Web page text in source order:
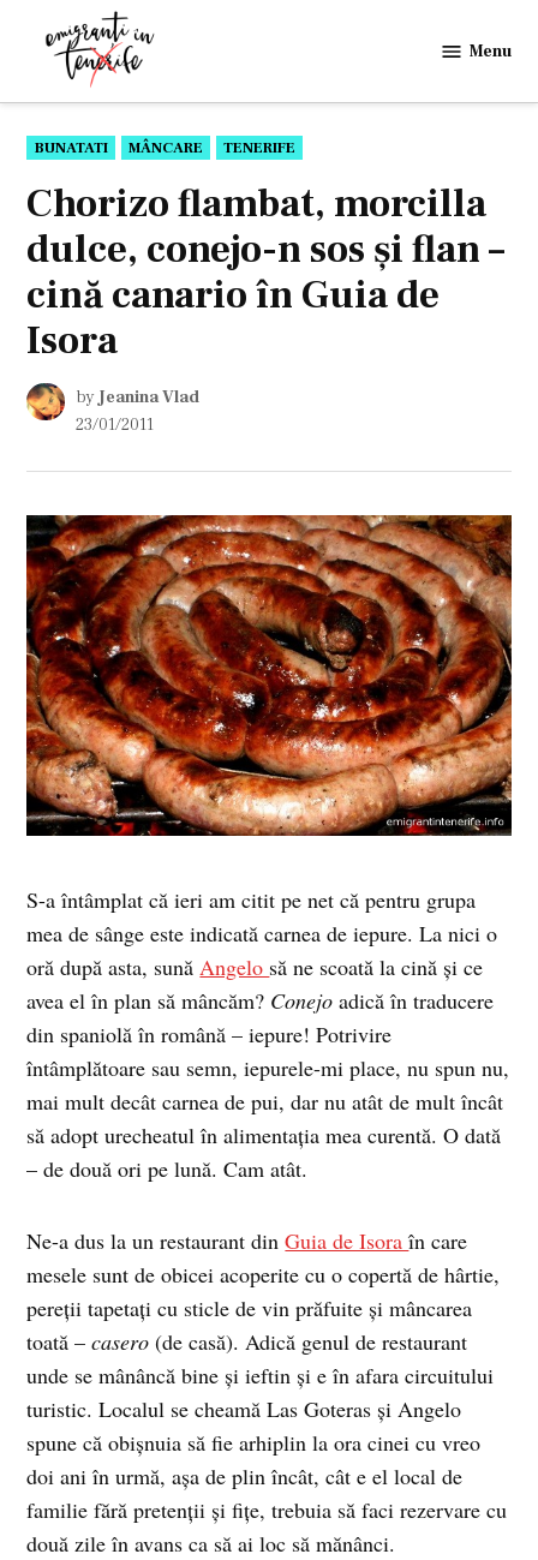
in
Menu
POSTED
IN
BUNATATI MÂNCARE TENERIFE
Chorizo flambat, morcilla
dulce, conejo-n sos şi flan –
cină canario în Guia de
Isora
by Jeanina Vlad
23/01/2011
S-a întâmplat că ieri am citit pe net că pentru grupa
mea de sânge este indicată carnea de iepure. La nici o
oră după asta, sunăAngelo să ne scoată la cină şi ce
avea el în plan să mâncăm? Conejo adică în traducere
din spaniolă în română – iepure! Potrivire
întâmplătoare sau semn, iepurele-mi place, nu spun nu,
mai mult decât carnea de pui, dar nu atât de mult încât
să adopt urecheatul în alimentaţia mea curentă. O dată
– de două ori pe lună. Cam atât.
Ne-a dus la un restaurant dinGuia de Isoraîn care
mesele sunt de obicei acoperite cu o copertă de hârtie,
pereţii tapetaţi cu sticle de vin prăfuite şi mâncarea
toată –casero (de casă). Adică genul de restaurant
unde se mânâncă bine şi ieftin şi e în afara circuitului
turistic. Localul se cheamă Las Goteras şi Angelo
spune că obişnuia să fie arhiplin la ora cinei cu vreo
doi ani în urmă, aşa de plin încât, cât e el local de
familie fără pretenţii şi fiţe, trebuia să faci rezervare cu
două zile în avans ca să ai loc să mănânci.